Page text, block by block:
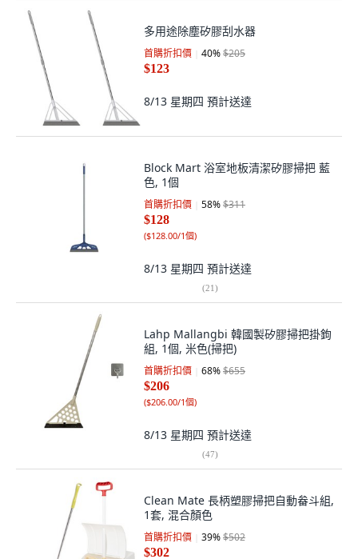
多用途除塵矽膠刮水器
首購折扣價 40%$205
$123
8/13 星期四 預計送達
Block Mart 浴室地板清潔矽膠掃把 藍
色, 1個
首購折扣價 58%$311
$128
($128.00/1個)
8/13 星期四 預計送達
(21)
Lahp Mallangbi 韓國製矽膠掃把掛鉤
組, 1個, 米色(掃把)
首購折扣價 68%$655
$206
($206.00/1個)
8/13 星期四 預計送達
(47)
Clean Mate 長柄塑膠掃把自動畚斗組,
1套, 混合顏色
首購折扣價 39%$502
$302